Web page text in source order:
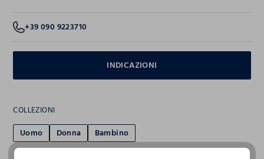
+39 090 9223710
INDICAZIONI
COLLEZIONI
Uomo Donna Bambino